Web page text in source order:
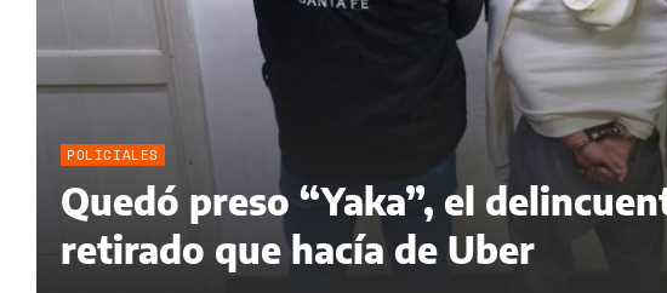
POLICIALES
Quedó preso “Yaka”, el
retirado que hacía de Uber